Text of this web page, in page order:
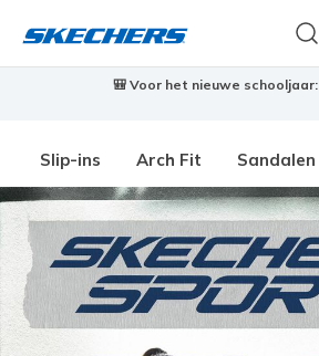
🎒 Voor het nieuwe schooljaar:
Slip-ins Arch Fit Sandalen